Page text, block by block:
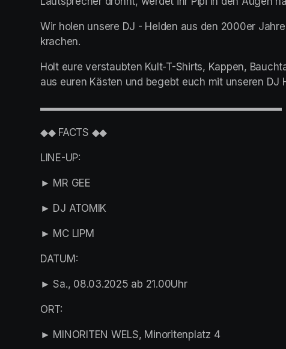
Wir holen unsere DJ - Helden aus den 2000er
krachen.
Holt eure verstaubten Kult-T-Shirts, Kappen,
aus euren Kästen und begebt euch mit unseren
▬▬▬▬▬▬▬▬▬▬▬▬▬▬▬▬▬▬▬▬▬▬▬▬
◆◆ FACTS ◆◆
LINE-UP:
► MR GEE
► DJ ATOMIK
► MC LIPM
DATUM:
► Sa., 08.03.2025 ab 21.00Uhr
ORT:
► MINORITEN WELS, Minoritenplatz 4